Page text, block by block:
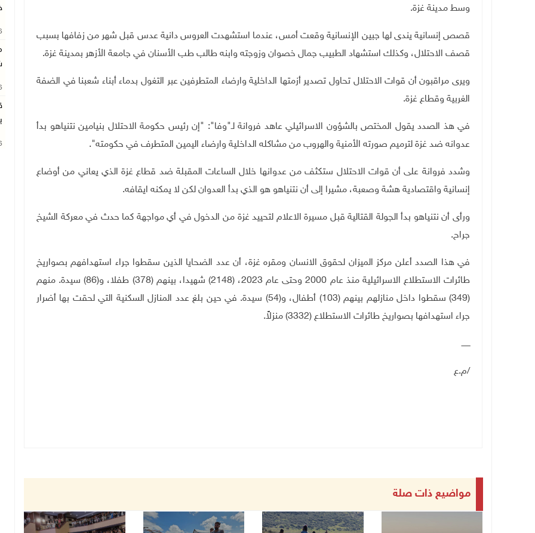
وسط مدينة غزة.
قصص إنسانية يندى لها جبين الإنسانية وقعت أمس، عندما استشهدت العروس دانية عدس قبل شهر من زفافها بسبب
قصف الاحتلال، وكذلك استشهاد الطبيب جمال خصوان وزوجته وابنه طالب طب الأسنان في جامعة الأزهر بمدينة غزة.
ويرى مراقبون أن قوات الاحتلال تحاول تصدير أزمتها الداخلية وارضاء المتطرفين عبر التغول بدماء أبناء شعبنا في الضفة
الغربية وقطاع غزة.
في هذ الصدد يقول المختص بالشؤون الاسرائيلي عاهد فروانة لـ"وفا": "إن رئيس حكومة الاحتلال بنيامين نتنياهو بدأ
عدوانه ضد غزة لترميم صورته الأمنية والهروب من مشاكله الداخلية وارضاء اليمين المتطرف في حكومته".
وشدد فروانة على أن قوات الاحتلال ستكثف من عدوانها خلال الساعات المقبلة ضد قطاع غزة الذي يعاني من أوضاع
إنسانية واقتصادية هشة وصعبة، مشيرا إلى أن نتنياهو هو الذي بدأ العدوان لكن لا يمكنه ايقافه.
ورأى أن نتنياهو بدأ الجولة القتالية قبل مسيرة الاعلام لتحييد غزة من الدخول في أي مواجهة كما حدث في معركة الشيخ
جراح.
في هذا الصدد أعلن مركز الميزان لحقوق الانسان ومقره غزة، أن عدد الضحايا الذين سقطوا جراء استهدافهم بصواريخ
طائرات الاستطلاع الاسرائيلية منذ عام 2000 وحتى عام 2023، (2148) شهيدا، بينهم (378) طفلا، و(86) سيدة. منهم
(349) سقطوا داخل منازلهم بينهم (103) أطفال، و(54) سيدة. في حين بلغ عدد المنازل السكنية التي لحقت بها أضرار
جراء استهدافها بصواريخ طائرات الاستطلاع (3332) منزلاً.
ـــــــ
/م.ع
مواضيع ذات صلة